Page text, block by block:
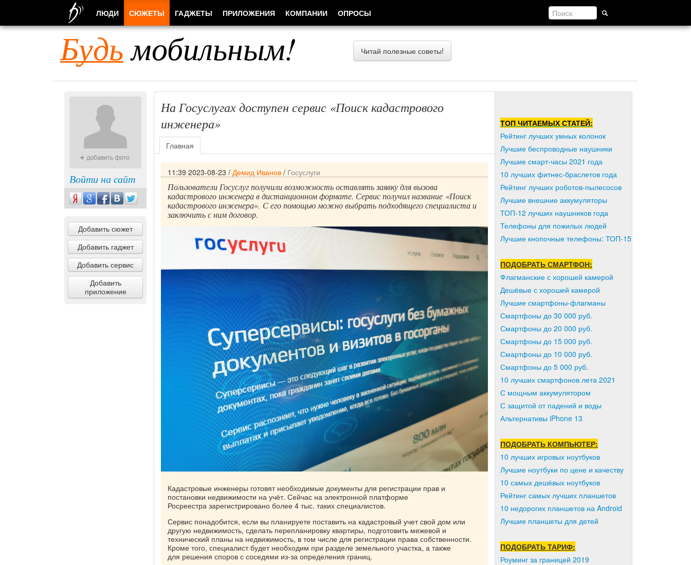
Будьмобильным! Читай полезные советы!
Войти на сайт
Добавить сюжет
Добавить гаджет
Добавить сервис
Добавить
приложение
На Госуслугах доступен сервис «Поиск кадастрового
инженера»
Главная
11:39 2023-08-23 / Демид Иванов / Госуслуги
Пользователи Госуслуг получили возможность оставлять заявку для вызова
кадастрового инженера в дистанционном формате. Сервис получил название «Поиск
кадастрового инженера». С его помощью можно выбрать подходящего специалиста и
заключить с ним договор.
Кадастровые инженеры готовят необходимые документы для регистрации прав и
постановки недвижимости на учёт. Сейчас на электронной платформе
Росреестра зарегистрировано более 4 тыс. таких специалистов.
Сервис понадобится, если вы планируете поставить на кадастровый учет свой дом или
другую недвижимость, сделать перепланировку квартиры, подготовить межевой и
технический планы на недвижимость, в том числе для регистрации права собственности.
Кроме того, специалист будет необходим при разделе земельного участка, а также
для решения споров с соседями из-за определения границ.
ТОП ЧИТАЕМЫХ СТАТЕЙ:
Рейтинг лучших умных колонок
Лучшие беспроводные наушники
Лучшие смарт-часы 2021 года
10 лучших фитнес-браслетов года
Рейтинг лучших роботов-пылесосов
Лучшие внешние аккумуляторы
ТОП-12 лучших наушников года
Телефоны для пожилых людей
Лучшие кнопочные телефоны: ТОП-15
ПОДОБРАТЬ СМАРТФОН:
Флагманские с хорошей камерой
Дешёвые с хорошей камерой
Лучшие смартфоны-флагманы
Смартфоны до 30 000 руб.
Смартфоны до 20 000 руб.
Смартфоны до 15 000 руб.
Смартфоны до 10 000 руб.
Смартфоны до 5 000 руб.
10 лучших смартфонов лета 2021
С мощным аккумулятором
С защитой от падений и воды
Альтернативы iPhone 13
ПОДОБРАТЬ КОМПЬЮТЕР:
10 лучших игровых ноутбуков
Лучшие ноутбуки по цене и качеству
10 самых дешёвых ноутбуков
Рейтинг самых лучших планшетов
10 недорогих планшетов на Android
Лучшие планшеты для детей
ПОДОБРАТЬ ТАРИФ:
Роуминг за границей 2019
ЛЮДИ СЮЖЕТЫ ГАДЖЕТЫ ПРИЛОЖЕНИЯ КОМПАНИИ ОПРОСЫ